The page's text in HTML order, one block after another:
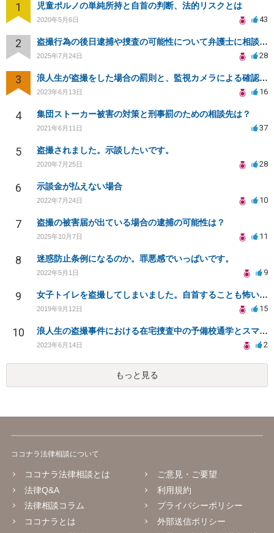
1 児童ポルノの単純所持と自首の判断、法的リスクとは
2020年5月6日 43
2 盗撮行為の後日逮捕や捜査の可能性について弁護士に相談したい
2025年7月24日 28
3 浪人生が盗撮をした場合の罰則と、監視カメラによる確認について
2023年6月13日 16
4 集団ストーカー被害の対策と刑事罰のための相談先は？
2021年6月11日 37
5 盗撮されました。示談したいです。
2020年7月25日 28
6 示談金が払えない場合
2022年7月24日 10
7 盗撮の被害届が出ている場合の逮捕の可能性は？
2025年10月7日 11
8 迷惑防止条例になるのか。罪悪感でいっぱいです。
2022年5月1日 9
9 女子トイレを盗撮してしまいました。自首することも怖いです。どうすれば良いでしょうか。
2019年9月12日 15
10 浪人生の盗撮事件における在宅捜査中の予備校通学とスマートフォン押収について
2023年6月14日 2
もっと見る
ココナラ法律相談について
ココナラ法律相談とは
法律Q&A
法律相談コラム
ココナラとは
ご意見・ご要望
利用規約
プライバシーポリシー
外部送信ポリシー